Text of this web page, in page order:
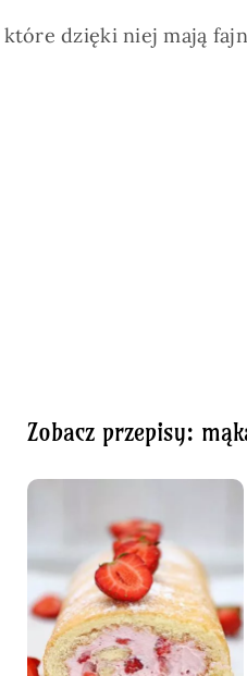
dzięki niej mają
Zobacz przepisy: